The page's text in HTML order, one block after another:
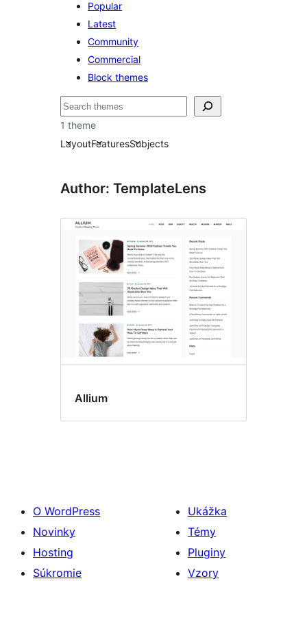
Popular
Latest
Community
Commercial
Block themes
Hľadať
1 theme
LayoutFeaturesSubjects
Author: TemplateLens
Allium
O WordPress
Novinky
Hosting
Súkromie
Ukážka
Témy
Pluginy
Vzory